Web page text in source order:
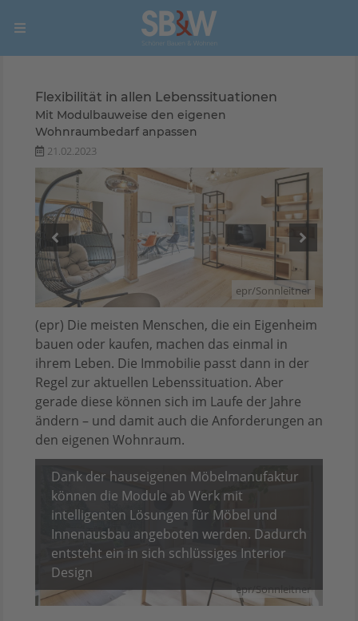
Flexibilität in allen Lebenssituationen
Mit Modulbauweise den eigenen
Wohnraumbedarf anpassen
21.02.2023
epr/Sonnleitner
(epr) Die meisten Menschen, die ein Eigenheim
bauen oder kaufen, machen das einmal in
ihrem Leben. Die Immobilie passt dann in der
Regel zur aktuellen Lebenssituation. Aber
gerade diese können sich im Laufe der Jahre
ändern – und damit auch die Anforderungen an
den eigenen Wohnraum.
epr/Sonnleitner
Dank der hauseigenen Möbelmanufaktur
können die Module ab Werk mit
intelligenten Lösungen für Möbel und
Innenausbau angeboten werden. Dadurch
entsteht ein in sich schlüssiges Interior
Design